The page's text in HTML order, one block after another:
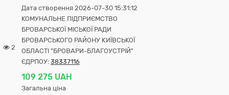
2
Дата створення 2026-07-30 15:31:12
КОМУНАЛЬНЕ ПІДПРИЄМСТВО
БРОВАРСЬКОЇ МІСЬКОЇ РАДИ
БРОВАРСЬКОГО РАЙОНУ КИЇВСЬКОЇ
ОБЛАСТІ "БРОВАРИ-БЛАГОУСТРІЙ"
ЄДРПОУ: 38337116
109 275 UAH
Загальна ціна